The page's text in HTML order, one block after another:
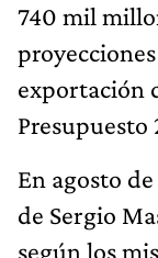
740 mil
exportación
Presupuesto
En agosto
de Sergio
según los